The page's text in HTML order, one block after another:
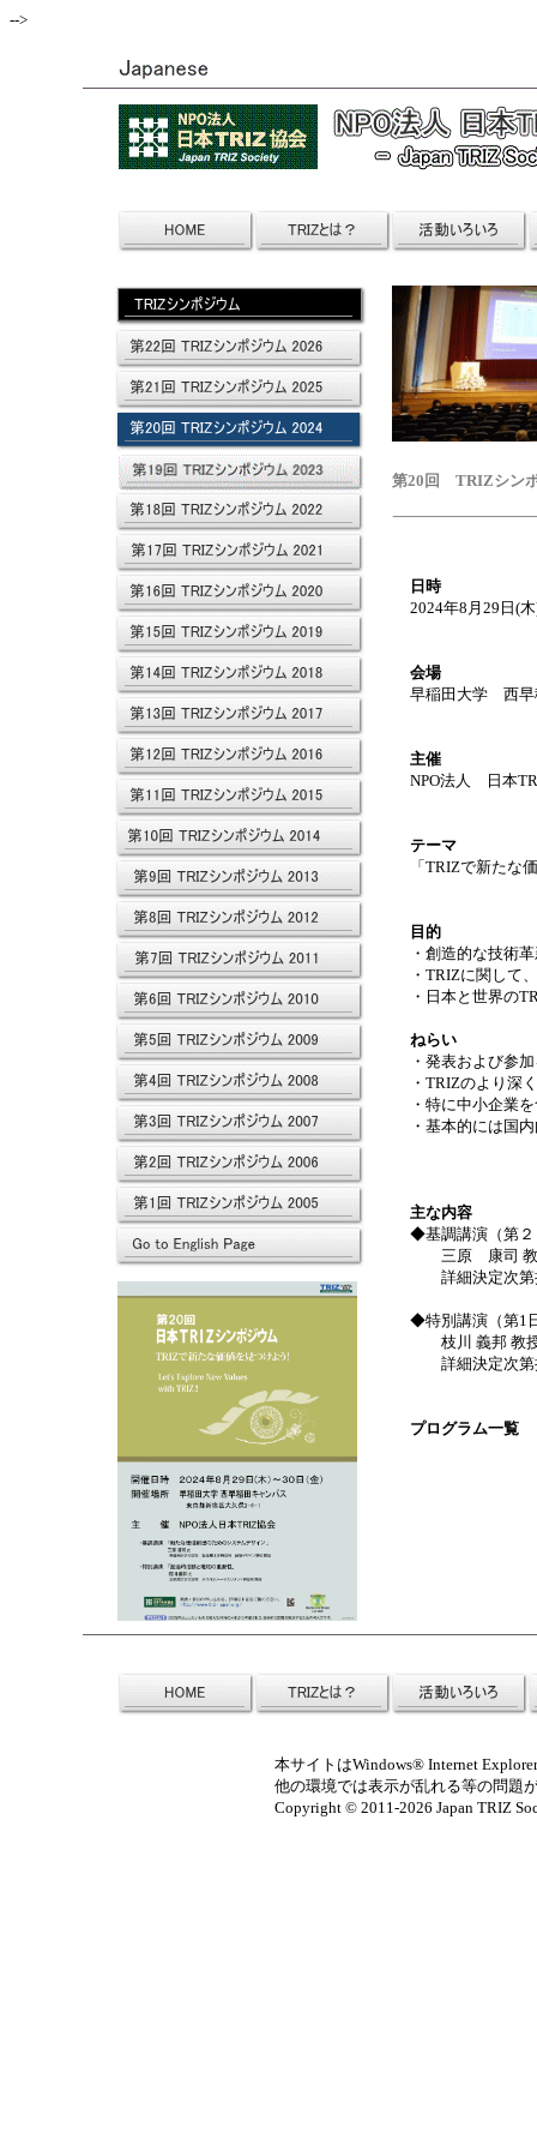
日時
2024年8月29日(
会場
早稲田大学 西早
主催
NPO法人 日本
テーマ
「TRIZで新たな
目的
・創造的な技術
・TRIZに関して
・日本と世界の
ねらい
・発表および参
・TRIZのより深
・特に中小企業
・基本的には国
主な内容
◆基調講演（第２
三原 康司 教
詳細決定次第
◆特別講演（第1
枝川 義邦 教授
詳細決定次第
プログラム一覧
第20回 TRIZシン
-->
本サイトはWindows® Internet
他の環境では表示が乱れる等の問題
Copyright © 2011-2026 Japan TRIZ